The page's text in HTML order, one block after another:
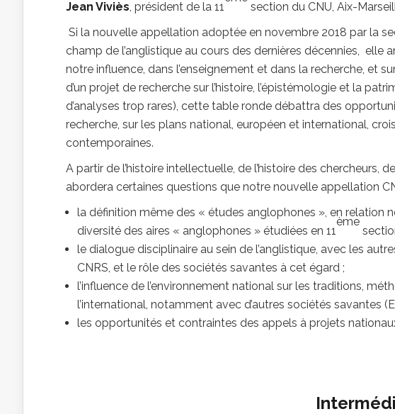
Jean Viviès, président de la 11
section du CNU, Aix-
Si la nouvelle appellation adoptée en novembre 2018 par la
champ de l’anglistique au cours des dernières décennies, elle
notre influence, dans l’enseignement et dans la recherche, et
d’un projet de recherche sur l’histoire, l’épistémologie et la
d’analyses trop rares), cette table ronde débattra des
recherche, sur les plans national, européen et international,
contemporaines.
A partir de l’histoire intellectuelle, de l’histoire des
abordera certaines questions que notre nouvelle appellation
la définition même des « études anglophones », en relation
diversité des aires « anglophones » étudiées en 11
ème
le dialogue disciplinaire au sein de l’anglistique, avec les
CNRS, et le rôle des sociétés savantes à cet égard ;
l’influence de l’environnement national sur les traditions,
l’international, notamment avec d’autres sociétés savantes
les opportunités et contraintes des appels à projets